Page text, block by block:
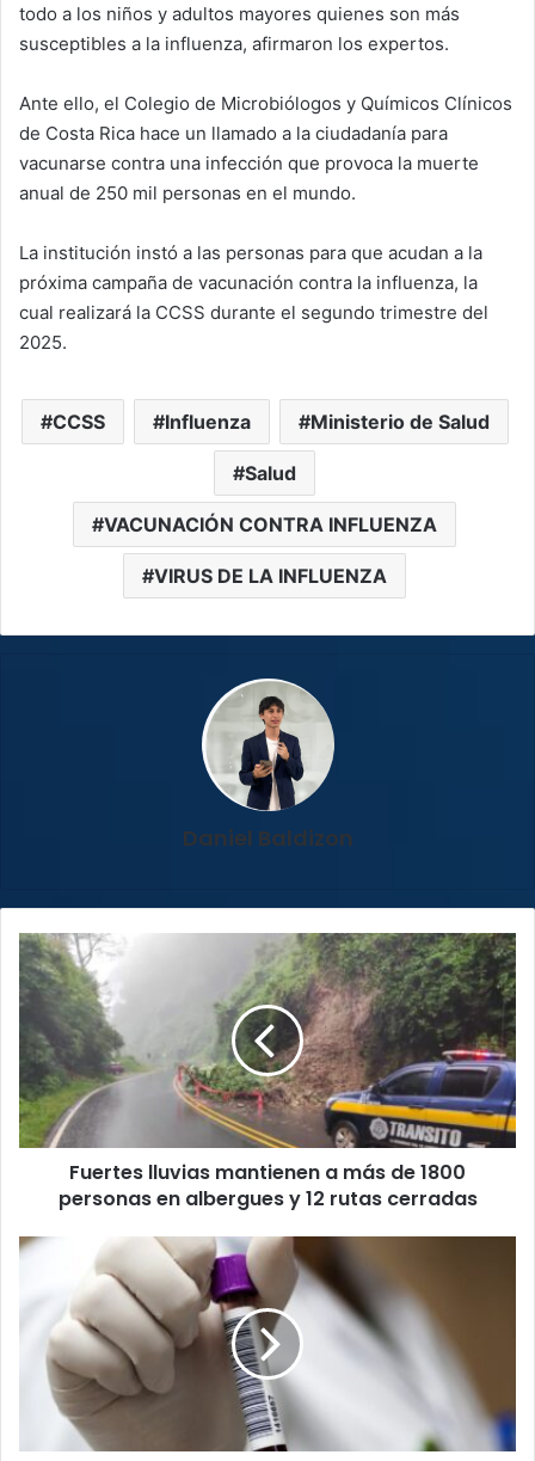
todo a los niños y adultos mayores quienes son más
susceptibles a la influenza, afirmaron los expertos.
Ante ello, el Colegio de Microbiólogos y Químicos Clínicos
de Costa Rica hace un llamado a la ciudadanía para
vacunarse contra una infección que provoca la muerte
anual de 250 mil personas en el mundo.
La institución instó a las personas para que acudan a la
próxima campaña de vacunación contra la influenza, la
cual realizará la CCSS durante el segundo trimestre del
2025.
CCSS Influenza Ministerio de Salud
Salud
VACUNACIÓN CONTRA INFLUENZA
VIRUS DE LA INFLUENZA
Daniel Baldizon
Fuertes
lluvias
mantienen
más
de
1800
personas
en
albergues
rutas
Fuertes lluvias mantienen a más de 1800
personas en albergues y 12 rutas cerradas
Científicos
costarricenses
implementan
biopsia
líquida
para
monitoreo
tratamiento